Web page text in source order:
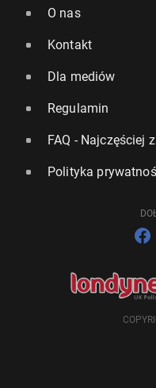
O nas
Kontakt
Dla mediów
Regulamin
FAQ - Najczęściej
Polityka